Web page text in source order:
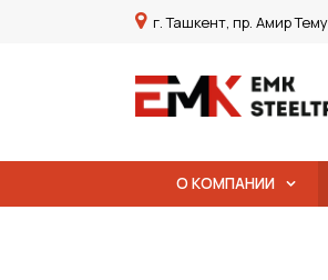
г. Ташкент, пр. Амир
О КОМПАНИИ